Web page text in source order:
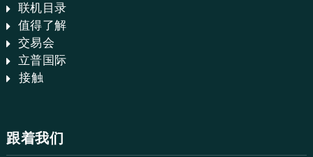
联机目录
值得了解
交易会
立普国际
接触
跟着我们